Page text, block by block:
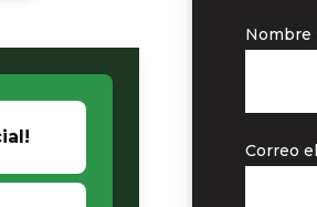
Nombre
Correo